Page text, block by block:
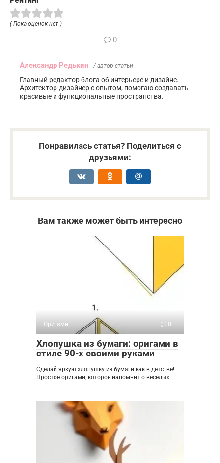
( Пока оценок нет )
0
Александр Редькин / автор статьи
Главный редактор блога об интерьере и дизайне.
Архитектор-дизайнер с опытом, помогаю создавать
красивые и функциональные пространства.
Понравилась статья? Поделиться с
друзьями:
Вам также может быть интересно
Оригами 0
Хлопушка из бумаги: оригами в
стиле 90-х своими руками
Сделай яркую хлопушку из бумаги как в детстве!
Простое оригами, которое напомнит о веселых